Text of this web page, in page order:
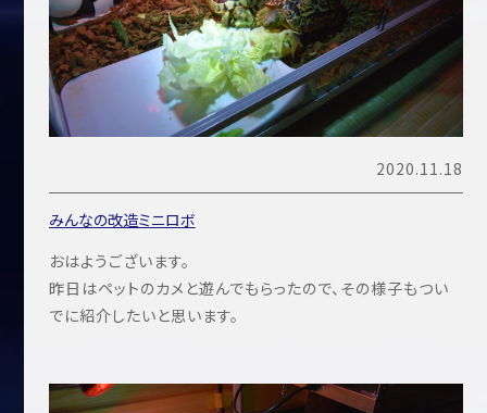
2020.11.18
みんなの改造ミニロボ
おはようございます。
昨日はペットのカメと遊んでもらったので、その様子もつい
でに紹介したいと思います。